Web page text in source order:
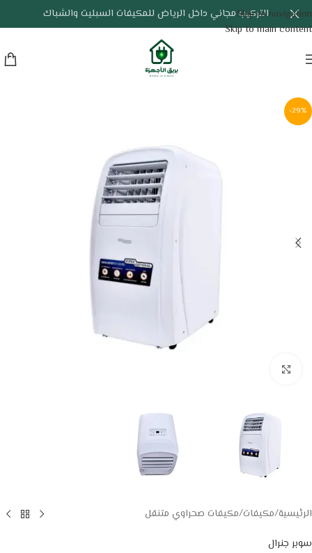
Skip to navigation
Skip to main content
التركيب مجاني داخل الرياض للمكيفات السبليت والشباك
-29%
الرئيسية/مكيفات/مكيفات صحراوي متنقل
سوبر جنرال